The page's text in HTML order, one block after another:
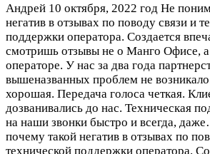
Андрей 10 октября, 2022 год Не
негатив в отзывах по поводу связи и
поддержки оператора. Создается
смотришь отзывы не о Манго Офисе,
операторе. У нас за два года
вышеназванных проблем не
хорошая. Передача голоса четкая.
дозванивались до нас. Техническая
на наши звонки быстро и всегда,
почему такой негатив в отзывах по
технической поддержки оператора.